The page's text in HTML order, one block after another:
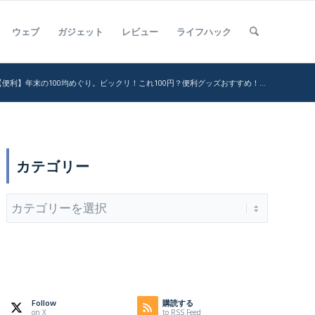
ウェブ ガジェット レビュー ライフハック
便利】年末の100均めぐり。ビックリ！これ100円？便利グッズおすすめ！...
カテゴリー
カ
テ
Follow
on X
購読する
to RSS Feed